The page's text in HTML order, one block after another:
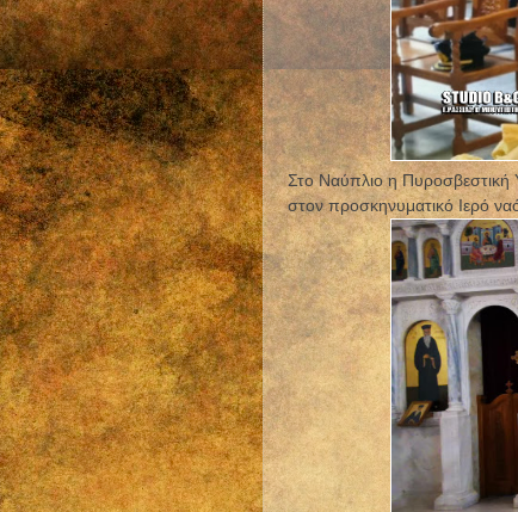
Στο Ναύπλιο η Πυροσβεστική
στον προσκηνυματικό Ιερό